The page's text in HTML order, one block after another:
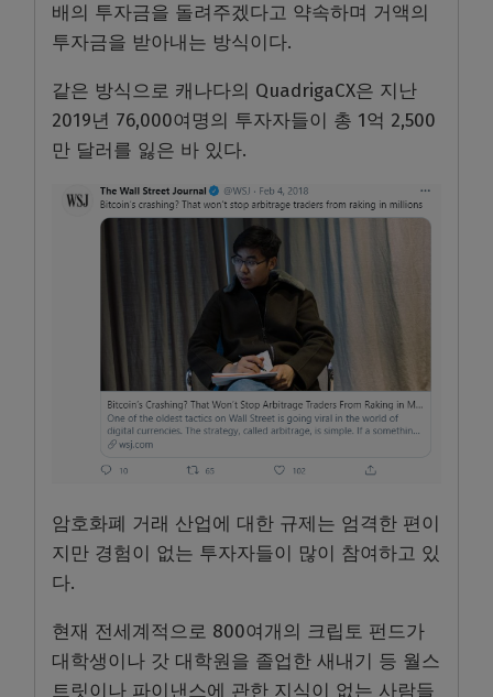
배의 투자금을 돌려주겠다고 약속하며 거액의
투자금을 받아내는 방식이다.
같은 방식으로 캐나다의 QuadrigaCX은 지난
2019년 76,000여명의 투자자들이 총 1억 2,500
만 달러를 잃은 바 있다.
암호화폐 거래 산업에 대한 규제는 엄격한 편이
지만 경험이 없는 투자자들이 많이 참여하고 있
다.
현재 전세계적으로 800여개의 크립토 펀드가
대학생이나 갓 대학원을 졸업한 새내기 등 월스
트릿이나 파이낸스에 관한 지식이 없는 사람들